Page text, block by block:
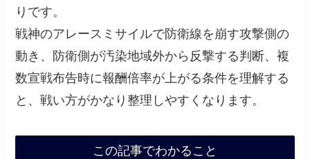
りです。
戦神のアレースミサイルで防衛線を崩す攻撃側の
動き、防衛側が汚染地域外から反撃する判断、複
数宣戦布告時に報酬倍率が上がる条件を理解する
と、戦い方がかなり整理しやすくなります。
この記事でわかること